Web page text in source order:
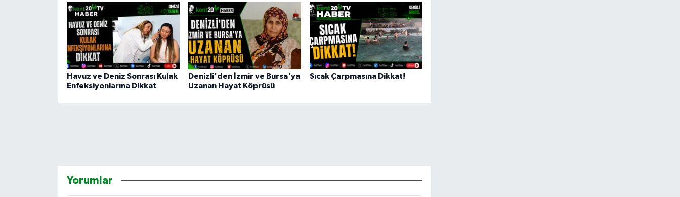
Havuz ve Deniz Sonrası Kulak
Enfeksiyonlarına Dikkat
Denizli'den İzmir ve Bursa'ya
Uzanan Hayat Köprüsü
Sıcak Çarpmasına Dikkat!
Yorumlar